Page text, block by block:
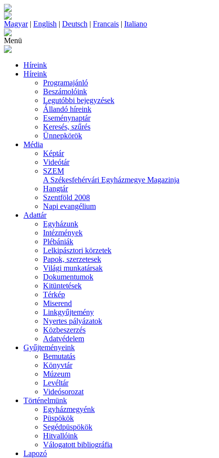
Magyar| English | Deutsch | Francais | Italiano
Menü
Híreink
Híreink
Programajánló
Beszámolóink
Legutóbbi bejegyzések
Állandó híreink
Eseménynaptár
Keresés, szűrés
Ünnepkörök
Média
Képtár
Videótár
SZEM
A Székesfehérvári Egyházmegye Magazinja
Hangtár
Szentföld 2008
Napi evangélium
Adattár
Egyházunk
Intézmények
Plébániák
Lelkipásztori körzetek
Papok, szerzetesek
Világi munkatársak
Dokumentumok
Kitüntetések
Térkép
Miserend
Linkgyűjtemény
Nyertes pályázatok
Közbeszerzés
Adatvédelem
Gyűjteményeink
Bemutatás
Könyvtár
Múzeum
Levéltár
Videósorozat
Történelmünk
Egyházmegyénk
Püspökök
Segédpüspökök
Hitvallóink
Válogatott bibliográfia
Lapozó